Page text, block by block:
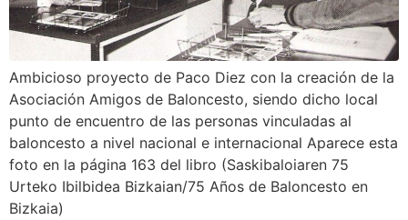
Ambicioso proyecto de Paco Diez con la creación de la
Asociación Amigos de Baloncesto, siendo dicho local
punto de encuentro de las personas vinculadas al
baloncesto a nivel nacional e internacional Aparece esta
foto en la página 163 del libro (Saskibaloiaren 75
Urteko Ibilbidea Bizkaian/75 Años de Baloncesto en
Bizkaia)